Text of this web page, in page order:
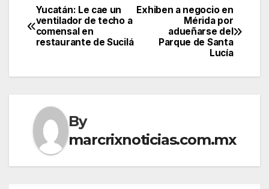
Post
navigation
Exhiben a negocio en
Mérida por
adueñarse del
Parque de Santa
Lucía
Yucatán: Le cae un
ventilador de techo a
comensal en
restaurante de Sucilá
By
marcrixnoticias.com.mx